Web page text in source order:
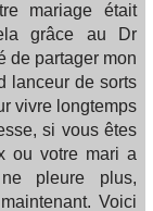
mariage était
grâce au Dr
de partager mon
lanceur de sorts
vivre longtemps
si vous êtes
ou votre mari a
pleure plus,
Voici